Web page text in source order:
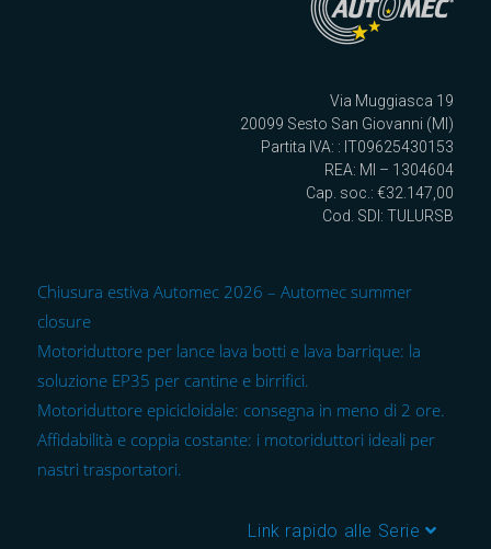
Via Muggiasca 19
20099 Sesto San Giovanni (MI)
Partita IVA: : IT09625430153
REA: MI – 1304604
Cap. soc.: €32.147,00
Cod. SDI: TULURSB
Chiusura estiva Automec 2026 – Automec summer
closure
Motoriduttore per lance lava botti e lava barrique: la
soluzione EP35 per cantine e birrifici.
Motoriduttore epicicloidale: consegna in meno di 2 ore.
Affidabilità e coppia costante: i motoriduttori ideali per
nastri trasportatori.
Link rapido alle Serie